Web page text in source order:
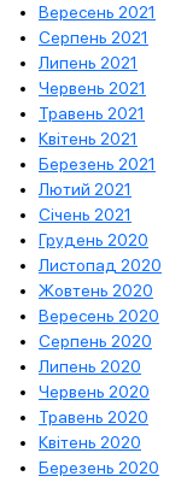
Вересень 2021
Серпень 2021
Липень 2021
Червень 2021
Травень 2021
Квітень 2021
Березень 2021
Лютий 2021
Січень 2021
Грудень 2020
Листопад 2020
Жовтень 2020
Вересень 2020
Серпень 2020
Липень 2020
Червень 2020
Травень 2020
Квітень 2020
Березень 2020